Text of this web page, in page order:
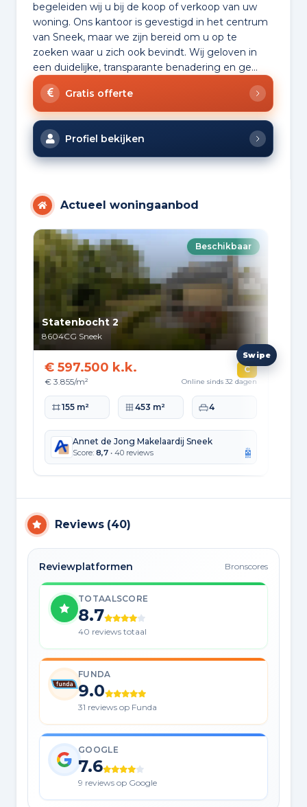
begeleiden wij u bij de koop of verkoop van uw
woning. Ons kantoor is gevestigd in het centrum
van Sneek, maar we zijn bereid om u op te
zoeken waar u zich ook bevindt. Wij geloven in
een duidelijke, transparante benadering en ge...
Gratis offerte
Profiel bekijken
Actueel woningaanbod
Beschikbaar
Statenbocht 2
8604CG Sneek
€ 597.500 k.k.
€ 3.855/m²
C
Online sinds 32 dagen
Woonoppervlakte
155 m² Perceeloppervlakte
453 m² Slaapkamers
4
Annet de Jong Makelaardij Sneek
Score: 8,7 • 40 reviews
Reviews (40)
Reviewplatformen Bronscores
TOTAALSCORE
8.7
40 reviews totaal
FUNDA
9.0
31 reviews op Funda
GOOGLE
7.6
9 reviews op Google